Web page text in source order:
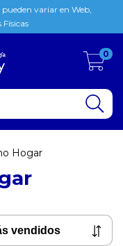
variar en Web,
0
Hogar